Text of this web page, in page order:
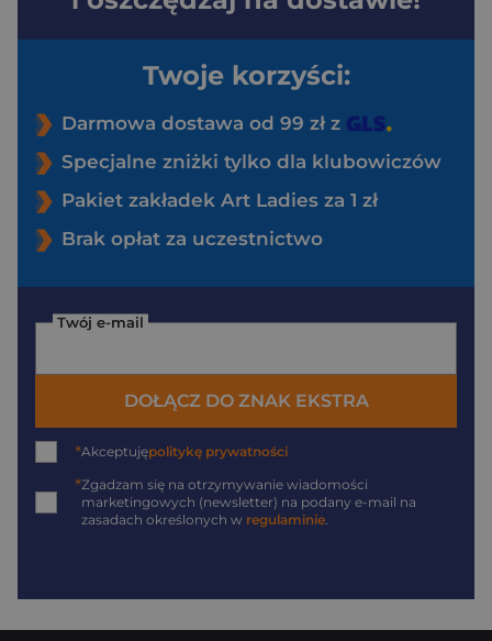
Twoje korzyści:
Darmowa dostawa od 99 zł z
Specjalne zniżki tylko dla klubowiczów
Pakiet zakładek Art Ladies za 1 zł
Brak opłat za uczestnictwo
Twój e-mail
DOŁĄCZ DO ZNAK EKSTRA
*Akceptujępolitykę prywatności
*Zgadzam się na otrzymywanie wiadomości
marketingowych (newsletter) na podany e-mail na
zasadach określonych w regulaminie